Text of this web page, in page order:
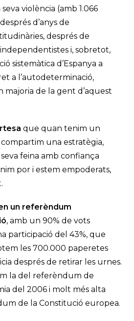
violència (amb 1.066
d’anys de
després de
i, sobretot,
sistemàtica d’Espanya a
a l’autodeterminació,
majoria de la gent d’aquest
que quan tenim un
una estratègia,
feina amb confiança
por i estem empoderats,
un referèndum
, amb un 90% de vots
participació del 43%, que
les 700.000 paperetes
després de retirar les urnes.
la del referèndum de
del 2006 i molt més alta
de la Constitució europea.